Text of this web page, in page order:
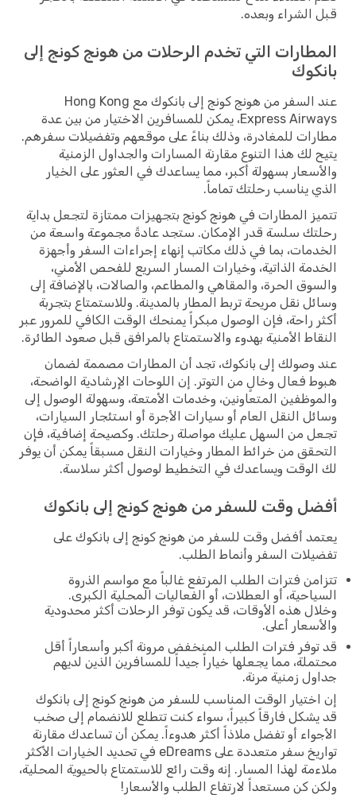
قبل الشراء وبعده.
المطارات التي تخدم الرحلات من هونج كونج إلى
بانكوك
عند السفر من هونج كونج إلى بانكوك مع Hong Kong
Express Airways، يمكن للمسافرين الاختيار من بين عدة
مطارات للمغادرة، وذلك بناءً على موقعهم وتفضيلات سفرهم.
يتيح لك هذا التنوع مقارنة المسارات والجداول الزمنية
والأسعار بسهولة أكبر، مما يساعدك في العثور على الخيار
الذي يناسب رحلتك تماماً.
تتميز المطارات في هونج كونج بتجهيزات ممتازة لتجعل بداية
رحلتك سلسة قدر الإمكان. ستجد عادةً مجموعة واسعة من
الخدمات، بما في ذلك مكاتب إنهاء إجراءات السفر وأجهزة
الخدمة الذاتية، وخيارات المسار السريع للفحص الأمني،
والسوق الحرة، والمقاهي والمطاعم، والصالات، بالإضافة إلى
وسائل نقل مريحة تربط المطار بالمدينة. وللاستمتاع بتجربة
أكثر راحة، فإن الوصول مبكراً يمنحك الوقت الكافي للمرور عبر
النقاط الأمنية بهدوء والاستمتاع بالمرافق قبل صعود الطائرة.
عند وصولك إلى بانكوك، تجد أن المطارات مصممة لضمان
هبوط فعال وخالٍ من التوتر. إن اللوحات الإرشادية الواضحة،
والموظفين المتعاونين، وخدمات الأمتعة، وسهولة الوصول إلى
وسائل النقل العام أو سيارات الأجرة أو استئجار السيارات،
تجعل من السهل عليك مواصلة رحلتك. وكصيحة إضافية، فإن
التحقق من خرائط المطار وخيارات النقل مسبقاً يمكن أن يوفر
لك الوقت ويساعدك في التخطيط لوصول أكثر سلاسة.
أفضل وقت للسفر من هونج كونج إلى بانكوك
يعتمد أفضل وقت للسفر من هونج كونج إلى بانكوك على
تفضيلات السفر وأنماط الطلب.
تتزامن فترات الطلب المرتفع غالباً مع مواسم الذروة
السياحية، أو العطلات، أو الفعاليات المحلية الكبرى.
وخلال هذه الأوقات، قد يكون توفر الرحلات أكثر محدودية
والأسعار أعلى.
قد توفر فترات الطلب المنخفض مرونة أكبر وأسعاراً أقل
محتملة، مما يجعلها خياراً جيداً للمسافرين الذين لديهم
جداول زمنية مرنة.
إن اختيار الوقت المناسب للسفر من هونج كونج إلى بانكوك
قد يشكل فارقاً كبيراً، سواء كنت تتطلع للانضمام إلى صخب
الأجواء أو تفضل ملاذاً أكثر هدوءاً. يمكن أن تساعدك مقارنة
تواريخ سفر متعددة على eDreams في تحديد الخيارات الأكثر
ملاءمة لهذا المسار. إنه وقت رائع للاستمتاع بالحيوية المحلية،
ولكن كن مستعداً لارتفاع الطلب والأسعار!